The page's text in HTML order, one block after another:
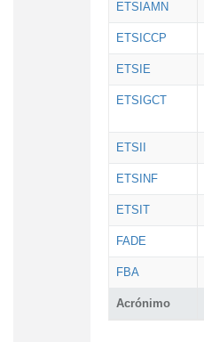
Acrónimo
ETSIAMN
ETSICCP
ETSIE
ETSIGCT
ETSII
ETSINF
ETSIT
FADE
FBA